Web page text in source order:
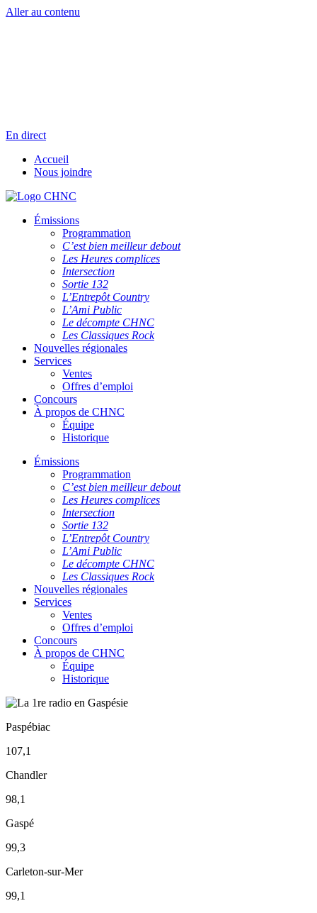
Aller au contenu
En direct
Accueil
Nous joindre
Émissions
Programmation
C’est bien meilleur debout
Les Heures complices
Intersection
Sortie 132
L’Entrepôt Country
L’Ami Public
Le décompte CHNC
Les Classiques Rock
Nouvelles régionales
Services
Ventes
Offres d’emploi
Concours
À propos de CHNC
Équipe
Historique
Émissions
Programmation
C’est bien meilleur debout
Les Heures complices
Intersection
Sortie 132
L’Entrepôt Country
L’Ami Public
Le décompte CHNC
Les Classiques Rock
Nouvelles régionales
Services
Ventes
Offres d’emploi
Concours
À propos de CHNC
Équipe
Historique
Paspébiac
107,1
Chandler
98,1
Gaspé
99,3
Carleton-sur-Mer
99,1